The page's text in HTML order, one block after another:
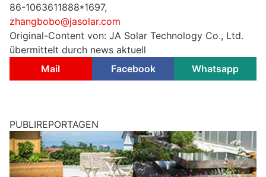
86-1063611888*1697,
zhangbobo@jasolar.com
Original-Content von: JA Solar Technology Co., Ltd.
übermittelt durch news aktuell
Mail
Facebook Whatsapp
PUBLIREPORTAGEN